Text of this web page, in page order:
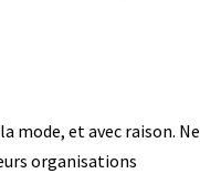
mode, et avec raison. Ne
organisations